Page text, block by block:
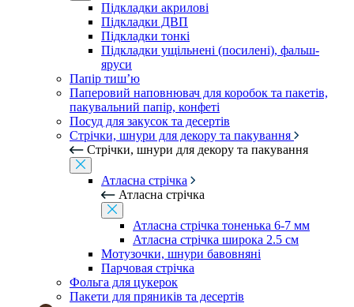
Підкладки акрилові
Підкладки ДВП
Підкладки тонкі
Підкладки ущільнені (посилені), фальш-
яруси
Папір тиш’ю
Паперовий наповнювач для коробок та пакетів,
пакувальний папір, конфеті
Посуд для закусок та десертів
Стрічки, шнури для декору та пакування
Стрічки, шнури для декору та пакування
Атласна стрічка
Атласна стрічка
Атласна стрічка тоненька 6-7 мм
Атласна стрічка широка 2.5 см
Мотузочки, шнури бавовняні
Парчовая стрічка
Фольга для цукерок
Пакети для пряників та десертів